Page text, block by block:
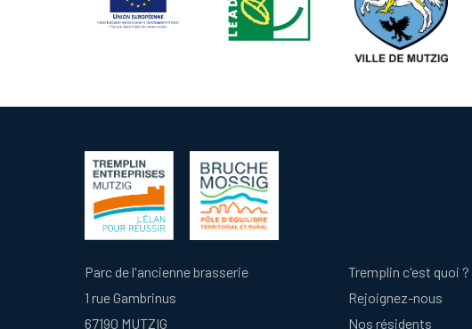
Parc de l'ancienne brasserie
1 rue Gambrinus
67190 MUTZIG
Tremplin c'est quoi ?
Rejoignez-nous
Nos résidents